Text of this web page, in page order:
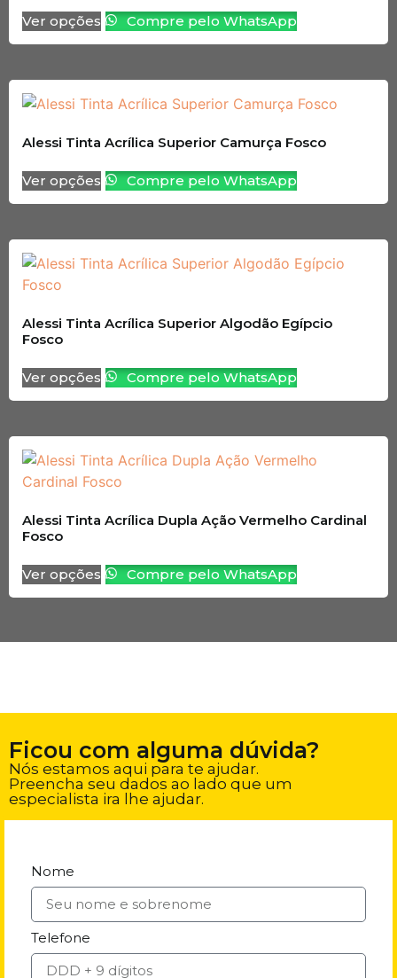
Ver opções Compre pelo WhatsApp
Alessi Tinta Acrílica Superior Camurça Fosco
Ver opções Compre pelo WhatsApp
Alessi Tinta Acrílica Superior Algodão Egípcio
Fosco
Ver opções Compre pelo WhatsApp
Alessi Tinta Acrílica Dupla Ação Vermelho Cardinal
Fosco
Ver opções Compre pelo WhatsApp
Ficou com alguma dúvida?
Nós estamos aqui para te ajudar.
Preencha seu dados ao lado que um
especialista ira lhe ajudar.
Nome
Telefone